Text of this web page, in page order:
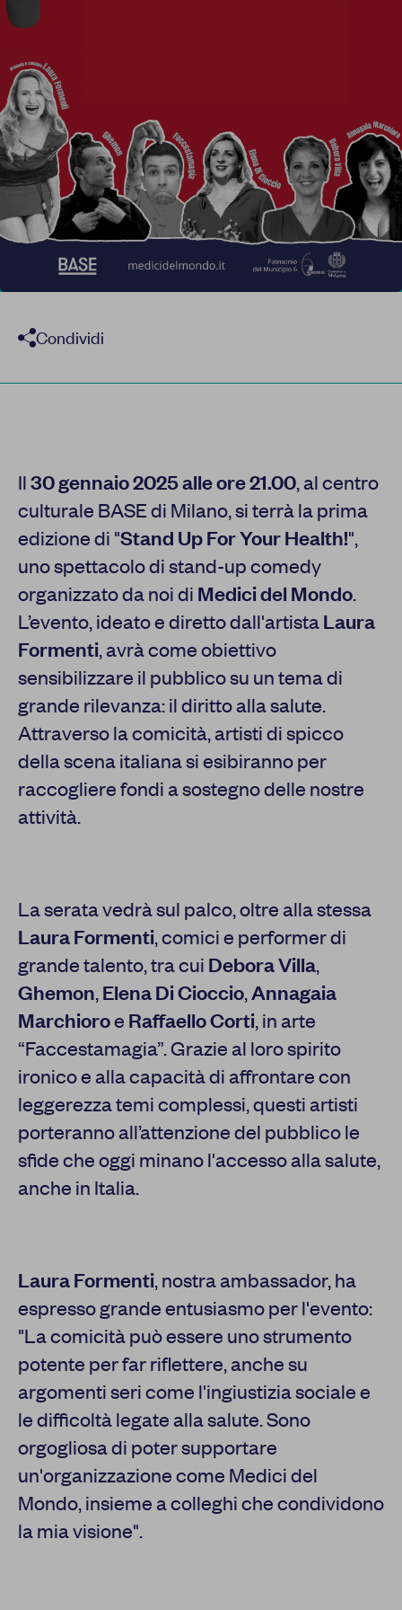
FacebookInstagram TwitterYouTubeLinkedIn
Condividi
Il30 gennaio 2025 alle ore 21.00, al centro
culturale BASE di Milano, si terrà la prima
edizione di "Stand Up For Your Health!",
uno spettacolo di stand-up comedy
organizzato da noi di Medici del Mondo.
L’evento, ideato e diretto dall'artistaLaura
Formenti, avrà come obiettivo
sensibilizzare il pubblico su un tema di
grande rilevanza: il diritto alla salute.
Attraverso la comicità, artisti di spicco
della scena italiana si esibiranno per
raccogliere fondi a sostegno delle nostre
attività.
La serata vedrà sul palco, oltre alla stessa
Laura Formenti, comici e performer di
grande talento, tra cui Debora Villa,
Ghemon,Elena Di Cioccio,Annagaia
Marchioroe Raffaello Corti, in arte
“Faccestamagia”. Grazie al loro spirito
ironico e alla capacità di affrontare con
leggerezza temi complessi, questi artisti
porteranno all’attenzione del pubblico le
sfide che oggi minano l'accesso alla salute,
anche in Italia.
Laura Formenti, nostra ambassador, ha
espresso grande entusiasmo per l'evento:
"La comicità può essere uno strumento
potente per far riflettere, anche su
argomenti seri come l'ingiustizia sociale e
le difficoltà legate alla salute. Sono
orgogliosa di poter supportare
un'organizzazione come Medici del
Mondo, insieme a colleghi che condividono
la mia visione".